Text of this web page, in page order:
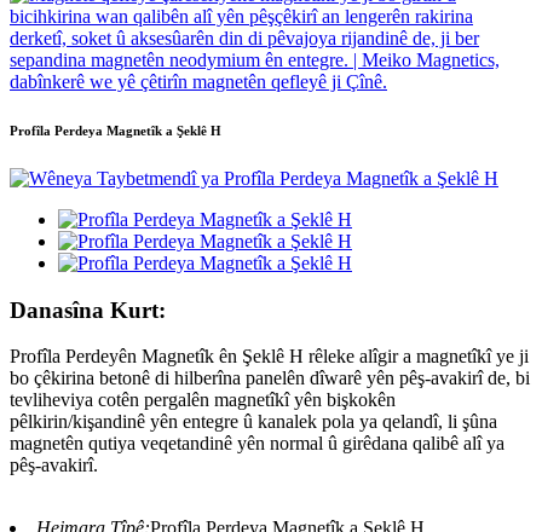
Profîla Perdeya Magnetîk a Şeklê H
Danasîna Kurt:
Profîla Perdeyên Magnetîk ên Şeklê H rêleke alîgir a magnetîkî ye ji
bo çêkirina betonê di hilberîna panelên dîwarê yên pêş-avakirî de, bi
tevliheviya cotên pergalên magnetîkî yên bişkokên
pêlkirin/kişandinê yên entegre û kanalek pola ya qelandî, li şûna
magnetên qutiya veqetandinê yên normal û girêdana qalibê alî ya
pêş-avakirî.